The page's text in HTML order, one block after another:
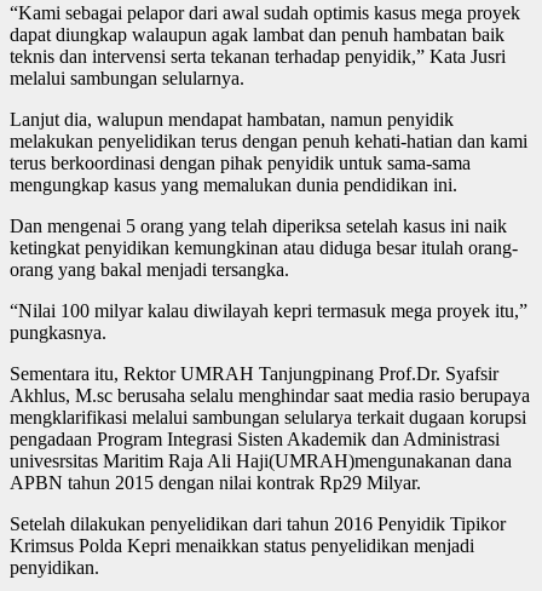
“Kami sebagai pelapor dari awal sudah optimis kasus mega proyek
dapat diungkap walaupun agak lambat dan penuh hambatan baik
teknis dan intervensi serta tekanan terhadap penyidik,” Kata Jusri
melalui sambungan selularnya.
Lanjut dia, walupun mendapat hambatan, namun penyidik
melakukan penyelidikan terus dengan penuh kehati-hatian dan kami
terus berkoordinasi dengan pihak penyidik untuk sama-sama
mengungkap kasus yang memalukan dunia pendidikan ini.
Dan mengenai 5 orang yang telah diperiksa setelah kasus ini naik
ketingkat penyidikan kemungkinan atau diduga besar itulah orang-
orang yang bakal menjadi tersangka.
“Nilai 100 milyar kalau diwilayah kepri termasuk mega proyek itu,”
pungkasnya.
Sementara itu, Rektor UMRAH Tanjungpinang Prof.Dr. Syafsir
Akhlus, M.sc berusaha selalu menghindar saat media rasio berupaya
mengklarifikasi melalui sambungan selularya terkait dugaan korupsi
pengadaan Program Integrasi Sisten Akademik dan Administrasi
univesrsitas Maritim Raja Ali Haji(UMRAH)mengunakanan dana
APBN tahun 2015 dengan nilai kontrak Rp29 Milyar.
Setelah dilakukan penyelidikan dari tahun 2016 Penyidik Tipikor
Krimsus Polda Kepri menaikkan status penyelidikan menjadi
penyidikan.